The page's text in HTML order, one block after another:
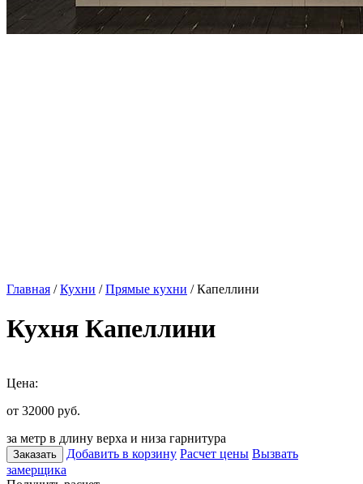
Главная /Кухни /Прямые кухни / Капеллини
Кухня Капеллини
Цена:
от 32000 руб.
за метр в длину верха и низа гарнитура
Заказать Добавить в корзину Расчет цены Вызвать
замерщика